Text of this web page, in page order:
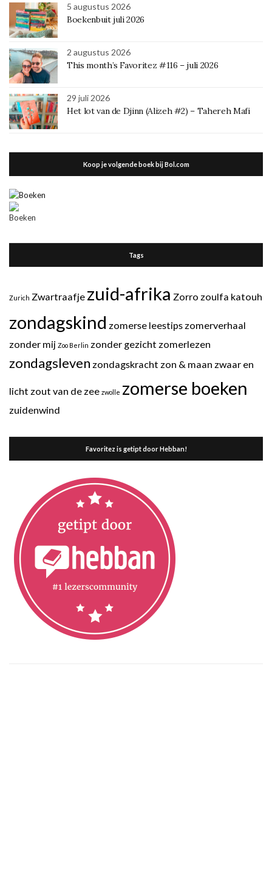
5 augustus 2026
Boekenbuit juli 2026
2 augustus 2026
This month’s Favoritez #116 – juli 2026
29 juli 2026
Het lot van de Djinn (Alizeh #2) – Tahereh Mafi
Koop je volgende boek bij Bol.com
Tags
Zurich Zwartraafje zuid-afrika Zorro zoulfa katouh
zondagskind zomerse leestips zomerverhaal
zonder mij Zoo Berlin zonder gezicht zomerlezen
zondagsleven zondagskracht zon & maan zwaar en
licht zout van de zee zwolle zomerse boeken
zuidenwind
Favoritez is getipt door Hebban!